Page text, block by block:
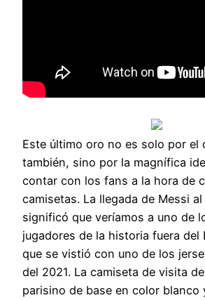
Este último oro no es solo por el
también, sino por la magnífica
contar con los fans a la hora de
camisetas. La llegada de Messi
significó que veríamos a uno de
jugadores de la historia fuera del
que se vistió con uno de los
del 2021. La camiseta de visita
parisino de base en color blanco